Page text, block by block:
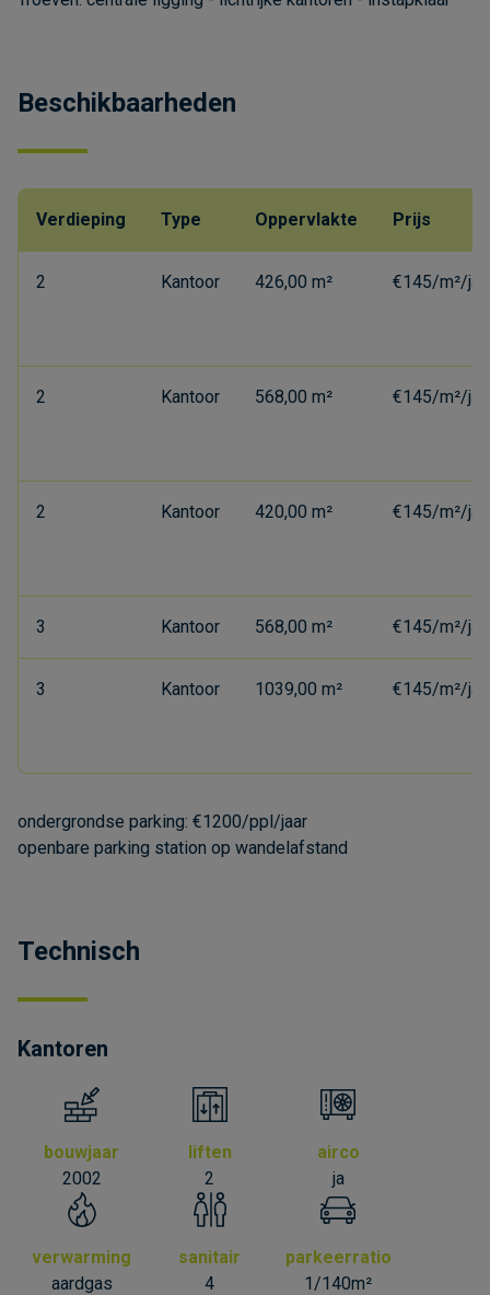
Beschikbaarheden
Verdieping Type Oppervlakte Prijs
2 Kantoor 426,00 m² €145/m²/
2 Kantoor 568,00 m² €145/m²/
2 Kantoor 420,00 m² €145/m²/
3 Kantoor 568,00 m² €145/m²/
3 Kantoor 1039,00 m² €145/m²/
ondergrondse parking: €1200/ppl/jaar
openbare parking station op wandelafstand
Technisch
Kantoren
bouwjaar
2002
liften
2
airco
ja
verwarming
aardgas
sanitair
4
parkeerratio
1/140m²